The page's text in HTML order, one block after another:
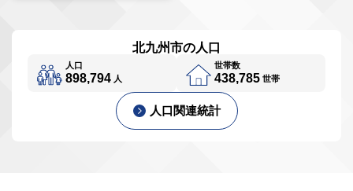
北九州市の人口
人口
898,794 人
世帯数
438,785 世帯
人口関連統計